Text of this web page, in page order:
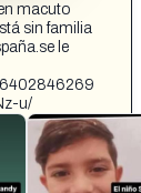
macuto
sin familia
le
u/